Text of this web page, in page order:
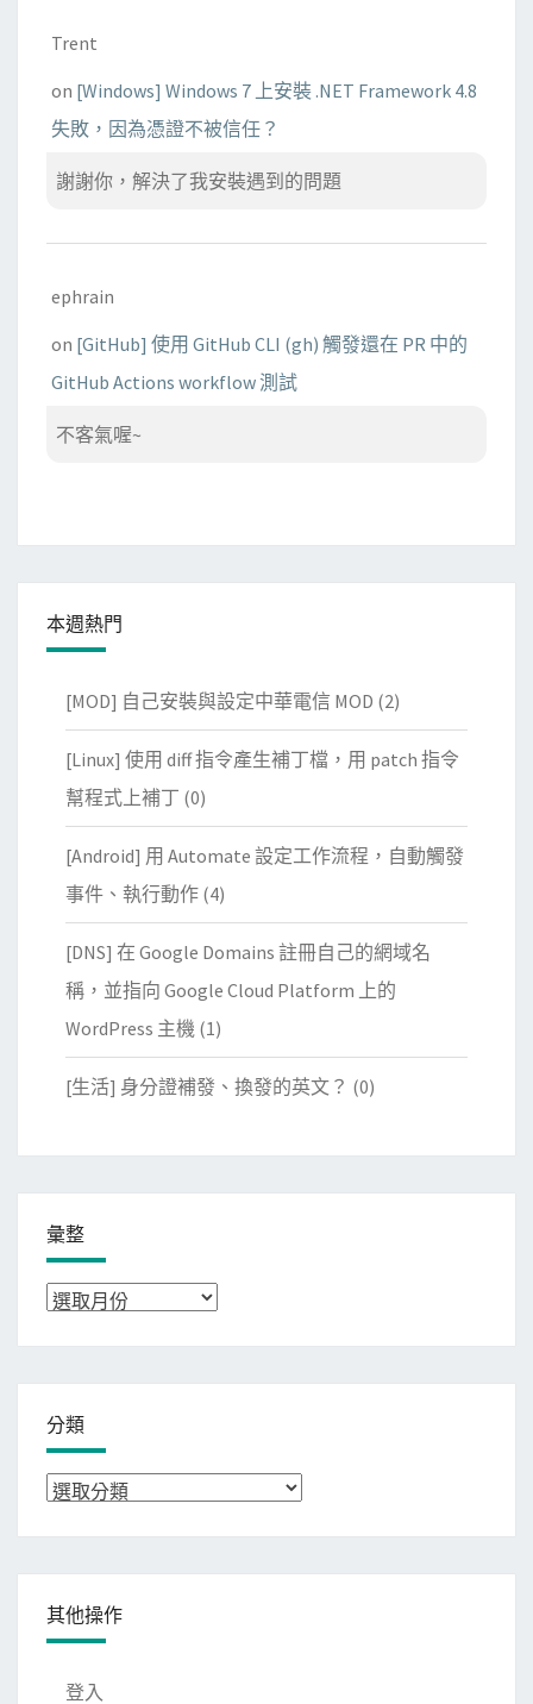
Trent
on [Windows] Windows 7 上安裝 .NET Framework 4.8
失敗，因為憑證不被信任？
謝謝你，解決了我安裝遇到的問題
ephrain
on [GitHub] 使用 GitHub CLI (gh) 觸發還在 PR 中的
GitHub Actions workflow 測試
不客氣喔~
本週熱門
[MOD] 自己安裝與設定中華電信 MOD (2)
[Linux] 使用 diff 指令產生補丁檔，用 patch 指令
幫程式上補丁 (0)
[Android] 用 Automate 設定工作流程，自動觸發
事件、執行動作 (4)
[DNS] 在 Google Domains 註冊自己的網域名
稱，並指向 Google Cloud Platform 上的
WordPress 主機 (1)
[生活] 身分證補發、換發的英文？ (0)
彙整
彙
分類
分
其他操作
登入